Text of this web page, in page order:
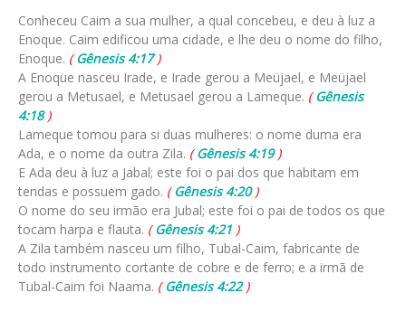
Conheceu Caim a sua mulher, a qual concebeu, e deu à luz a
Enoque. Caim edificou uma cidade, e lhe deu o nome do filho,
Enoque. (Gênesis 4:17)
A Enoque nasceu Irade, e Irade gerou a Meüjael, e Meüjael
gerou a Metusael, e Metusael gerou a Lameque. (Gênesis
4:18)
Lameque tomou para si duas mulheres: o nome duma era
Ada, e o nome da outra Zila. (Gênesis 4:19)
E Ada deu à luz a Jabal; este foi o pai dos que habitam em
tendas e possuem gado. (Gênesis 4:20)
O nome do seu irmão era Jubal; este foi o pai de todos os que
tocam harpa e flauta. (Gênesis 4:21 )
A Zila também nasceu um filho, Tubal-Caim, fabricante de
todo instrumento cortante de cobre e de ferro; e a irmã de
Tubal-Caim foi Naama. (Gênesis 4:22)